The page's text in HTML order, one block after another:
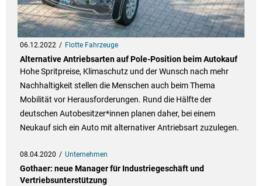
06.12.2022 Flotte Fahrzeuge
Alternative Antriebsarten auf Pole-Position beim Autokauf
Hohe Spritpreise, Klimaschutz und der Wunsch nach mehr
Nachhaltigkeit stellen die Menschen auch beim Thema
Mobilität vor Herausforderungen. Rund die Hälfte der
deutschen Autobesitzer*innen planen daher, bei einem
Neukauf sich ein Auto mit alternativer Antriebsart zuzulegen.
08.04.2020 Unternehmen
Gothaer: neue Manager für Industriegeschäft und
Vertriebsunterstützung